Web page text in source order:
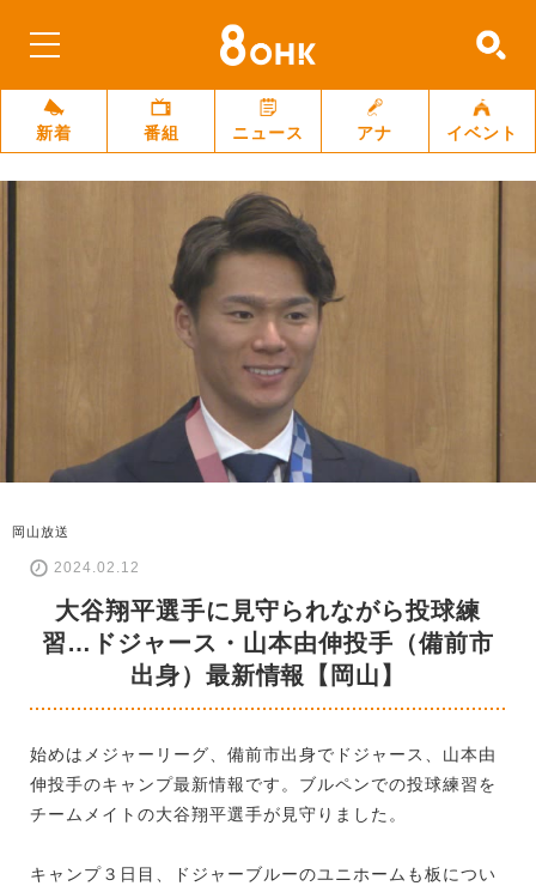
新着 番組 ニュース アナ イベント
岡山放送
2024.02.12
大谷翔平選手に見守られながら投球練
習…ドジャース・山本由伸投手（備前市
出身）最新情報【岡山】
始めはメジャーリーグ、備前市出身でドジャース、山本由
伸投手のキャンプ最新情報です。ブルペンでの投球練習を
チームメイトの大谷翔平選手が見守りました。
キャンプ３日目、ドジャーブルーのユニホームも板につい